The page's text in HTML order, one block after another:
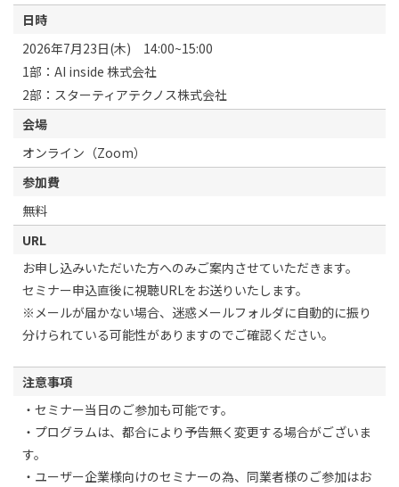
日時
2026年7月23日(木) 14:00~15:00
1部：AI inside 株式会社
2部：スターティアテクノス株式会社
会場
オンライン（Zoom）
参加費
無料
URL
お申し込みいただいた方へのみご案内させていただきます。
セミナー申込直後に視聴URLをお送りいたします。
※メールが届かない場合、迷惑メールフォルダに自動的に振り
分けられている可能性がありますのでご確認ください。
注意事項
・セミナー当日のご参加も可能です。
・プログラムは、都合により予告無く変更する場合がございま
す。
・ユーザー企業様向けのセミナーの為、同業者様のご参加はお